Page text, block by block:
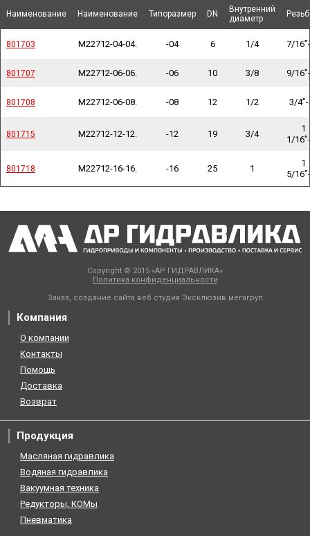
Наименование Наименование Типоразмер DN
Внутренний
диаметр
801703 M22712-04-04. -04 6 1/4 7/
801707 M22712-06-06. -06 10 3/8 9/
801708 M22712-06-08. -08 12 1/2 3/
801715 M22712-12-12. -12 19 3/4
1
1/
801718 M22712-16-16. -16 25 1
1
5/
Наименование
801703
801707
801708
801715
801718
Наименование
Наименование Наименование Типоразмер DN
Внутренний
диаметр
Copyright © 2015 «АР ГИДРАВЛИКА»
Политика конфиденциальности
Заказ, создание сайта веб студия Эксклюзив мегагруп
Компания
О компании
Контакты
Помощь
Доставка
Возврат
Продукция
Масляная гидравлика
Водяная гидравлика
Вакуумная техника
Редукторы, КОМы
Пневматика